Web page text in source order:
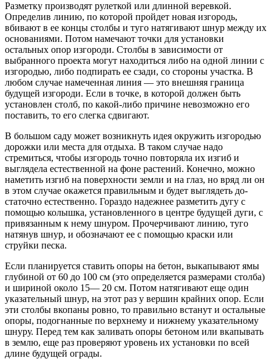
Разметку производят рулеткой или длинной ве­ревкой.
Определив линию, по которой пройдет новая изгородь,
вбивают в ее концы столбы и туго натягивают шнур между их
основаниями. Потом намечают точки для установки
остальных опор изгороди. Столбы в зависимости от
выбранного проекта могут находиться либо на одной линии с
изгородью, либо подпирать ее сзади, со стороны участка. В
любом случае намеченная линия — это внешняя граница
будущей изгороди. Если в точ­ке, в которой должен быть
установлен столб, по какой-либо причине невозможно его
поставить, то его слегка сдвигают.
В большом саду может возникнуть идея окружить изгородью
дорожки или места для отдыха. В таком случае надо
стремиться, чтобы изгородь точно по­вторяла их изгиб и
выглядела естественной на фо­не растений. Конечно, можно
наметить изгиб на поверхности земли и на глаз, но вряд ли он
в этом случае окажется правильным и будет выглядеть до­
статочно естественно. Гораздо надежнее разметить дугу с
помощью колышка, установленного в центре будущей дуги, с
привязанным к нему шнуром. Про­черчивают линию, туго
натянув шнур, и обозначают ее с помощью краски или
струйки песка.
Если планируется ставить опоры на бетон, выка­пывают ямы
глубиной от 60 до 100 см (это опреде­ляется размерами столба)
и шириной около 15— 20 см. Потом натягивают еще один
указательный шнур, на этот раз у вершин крайних опор. Если
эти столбы вкопаны ровно, то правильно встанут и остальные
опоры, подогнанные по верхнему и нижнему указательному
шнуру. Перед тем как за­ливать опоры бетоном или вкапывать
в землю, еще раз проверяют уровень их установки по всей
длине будущей ограды.